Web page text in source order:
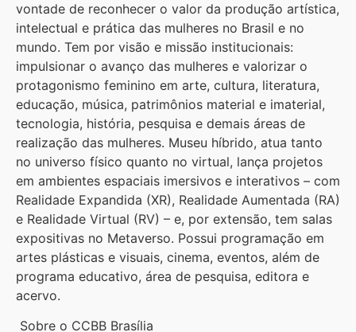
vontade de reconhecer o valor da produção artística,
intelectual e prática das mulheres no Brasil e no
mundo. Tem por visão e missão institucionais:
impulsionar o avanço das mulheres e valorizar o
protagonismo feminino em arte, cultura, literatura,
educação, música, patrimônios material e imaterial,
tecnologia, história, pesquisa e demais áreas de
realização das mulheres. Museu híbrido, atua tanto
no universo físico quanto no virtual, lança projetos
em ambientes espaciais imersivos e interativos – com
Realidade Expandida (XR), Realidade Aumentada (RA)
e Realidade Virtual (RV) – e, por extensão, tem salas
expositivas no Metaverso. Possui programação em
artes plásticas e visuais, cinema, eventos, além de
programa educativo, área de pesquisa, editora e
acervo.
Sobre o CCBB Brasília